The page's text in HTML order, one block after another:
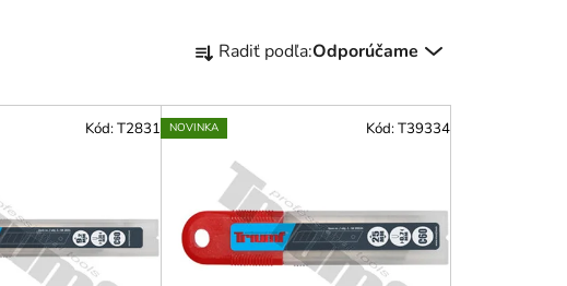
a
e
n
e
p
r
Radiť podľa:Odporúčame
Kód:T2831 NOVINKA Kód:T39334